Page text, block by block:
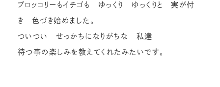
ブロッコリーもイチゴも ゆっくり ゆっくりと 実が付
き 色づき始めました。
ついつい せっかちになりがちな 私達
待つ事の楽しみを教えてくれたみたいです。